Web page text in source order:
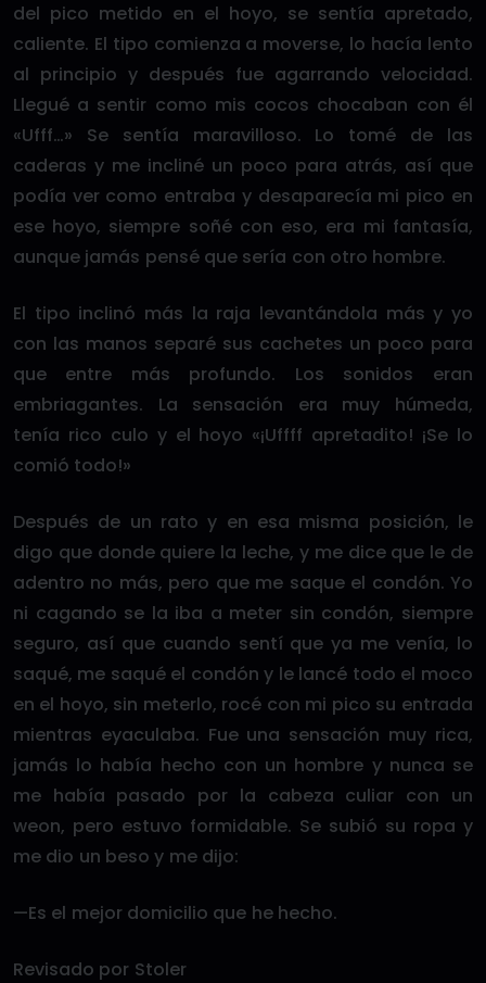
del pico metido en el hoyo, se sentía apretado,
caliente. El tipo comienza a moverse, lo hacía lento
al principio y después fue agarrando velocidad.
Llegué a sentir como mis cocos chocaban con él
«Ufff…» Se sentía maravilloso. Lo tomé de las
caderas y me incliné un poco para atrás, así que
podía ver como entraba y desaparecía mi pico en
ese hoyo, siempre soñé con eso, era mi fantasía,
aunque jamás pensé que sería con otro hombre.
El tipo inclinó más la raja levantándola más y yo
con las manos separé sus cachetes un poco para
que entre más profundo. Los sonidos eran
embriagantes. La sensación era muy húmeda,
tenía rico culo y el hoyo «¡Uffff apretadito! ¡Se lo
comió todo!»
Después de un rato y en esa misma posición, le
digo que donde quiere la leche, y me dice que le de
adentro no más, pero que me saque el condón. Yo
ni cagando se la iba a meter sin condón, siempre
seguro, así que cuando sentí que ya me venía, lo
saqué, me saqué el condón y le lancé todo el moco
en el hoyo, sin meterlo, rocé con mi pico su entrada
mientras eyaculaba. Fue una sensación muy rica,
jamás lo había hecho con un hombre y nunca se
me había pasado por la cabeza culiar con un
weon, pero estuvo formidable. Se subió su ropa y
me dio un beso y me dijo:
—Es el mejor domicilio que he hecho.
Revisado por Stoler